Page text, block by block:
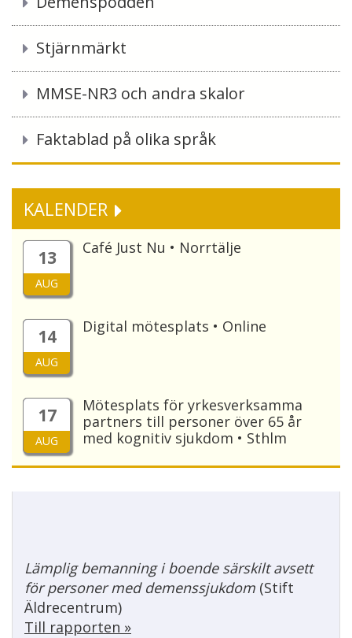
Stjärnmärkt
MMSE-NR3 och andra skalor
Faktablad på olika språk
KALENDER
13
AUG
Café Just Nu • Norrtälje
14
AUG
Digital mötesplats • Online
17
AUG
Mötesplats för yrkesverksamma
partners till personer över 65 år
med kognitiv sjukdom • Sthlm
Lämplig bemanning i boende särskilt avsett
för personer med demenssjukdom (Stift
Äldrecentrum)
Till rapporten »